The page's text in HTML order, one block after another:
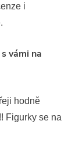
i
vámi na
hodně
Figurky se na